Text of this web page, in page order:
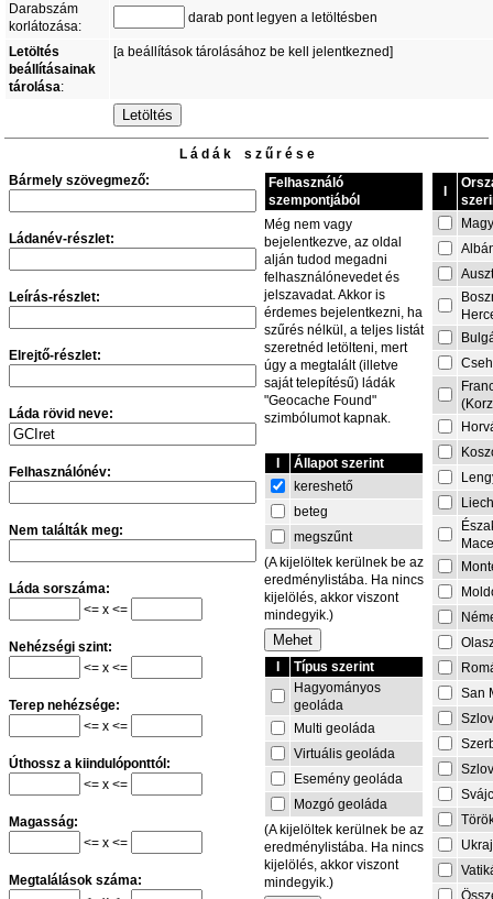
Darabszám
korlátozása:
darab pont legyen a letöltésben
Letöltés
beállításainak
tárolása:
[a beállítások tárolásához be kell jelentkezned]
L á d á k s z ű r é s e
Bármely szövegmező:
Ládanév-részlet:
Leírás-részlet:
Elrejtő-részlet:
Láda rövid neve:
Felhasználónév:
Nem találták meg:
Láda sorszáma:
<= x <=
Nehézségi szint:
<= x <=
Terep nehézsége:
<= x <=
Úthossz a kiindulóponttól:
<= x <=
Magasság:
<= x <=
Megtalálások száma:
Felhasználó
szempontjából
Még nem vagy
bejelentkezve, az oldal
alján tudod megadni
felhasználónevedet és
jelszavadat. Akkor is
érdemes bejelentkezni, ha
szűrés nélkül, a teljes listát
szeretnéd letölteni, mert
úgy a megtalált (illetve
saját telepítésű) ládák
"Geocache Found"
szimbólumot kapnak.
I
Állapot szerint
kereshető
beteg
megszűnt
(A kijelöltek kerülnek be az
eredménylistába. Ha nincs
kijelölés, akkor viszont
mindegyik.)
I
Típus szerint
Hagyományos
geoláda
Multi geoláda
Virtuális geoláda
Esemény geoláda
Mozgó geoláda
(A kijelöltek kerülnek be az
eredménylistába. Ha nincs
kijelölés, akkor viszont
mindegyik.)
San